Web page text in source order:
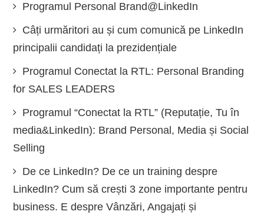
Programul Personal Brand@LinkedIn
Câți urmăritori au și cum comunică pe LinkedIn
principalii candidați la prezidențiale
Programul Conectat la RTL: Personal Branding
for SALES LEADERS
Programul “Conectat la RTL” (Reputație, Tu în
media&LinkedIn): Brand Personal, Media și Social
Selling
De ce LinkedIn? De ce un training despre
LinkedIn? Cum să crești 3 zone importante pentru
business. E despre Vânzări, Angajați și